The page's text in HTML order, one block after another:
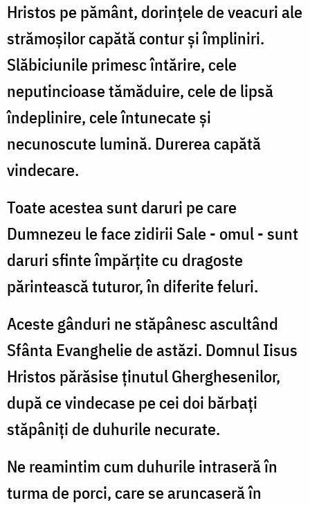
Hristos pe pământ, dorinţele de veacuri ale
strămoşilor capătă contur şi împliniri.
Slăbiciunile primesc întărire, cele
neputincioase tămăduire, cele de lipsă
îndeplinire, cele întunecate şi
necunoscute lumină. Durerea capătă
vindecare.
Toate acestea sunt daruri pe care
Dumnezeu le face zidirii Sale - omul - sunt
daruri sfinte împărţite cu dragoste
părintească tuturor, în diferite feluri.
Aceste gânduri ne stăpânesc ascultând
Sfânta Evanghelie de astăzi. Domnul Iisus
Hristos părăsise ţinutul Gherghesenilor,
după ce vindecase pe cei doi bărbaţi
stăpâniţi de duhurile necurate.
Ne reamintim cum duhurile intraseră în
turma de porci, care se aruncaseră în